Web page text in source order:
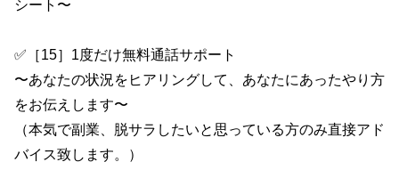
シート〜
✅［15］1度だけ無料通話サポート
〜あなたの状況をヒアリングして、あなたにあったやり方
をお伝えします〜
（本気で副業、脱サラしたいと思っている方のみ直接アド
バイス致します。）